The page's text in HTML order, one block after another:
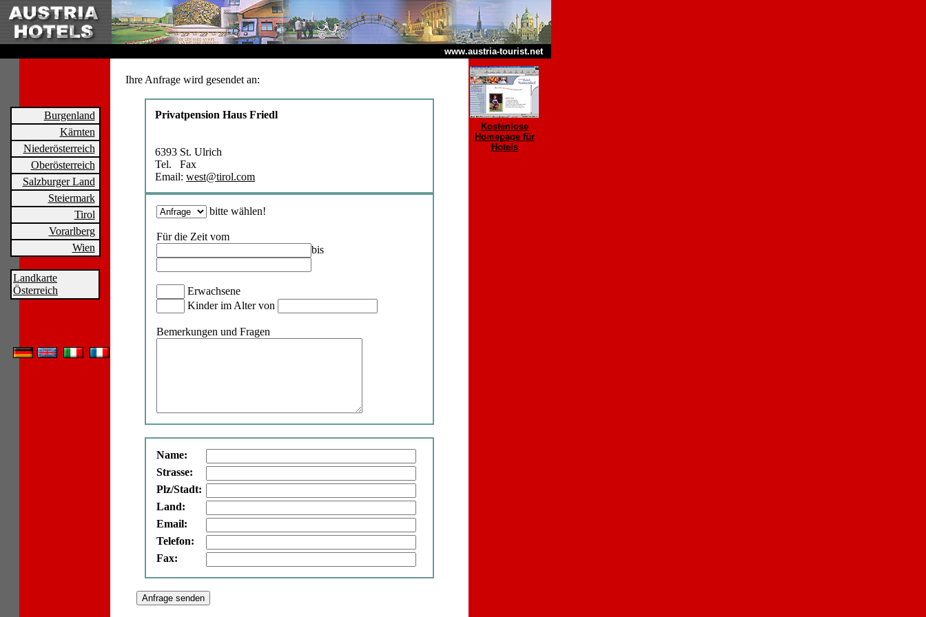
www.austria-tourist.net
Burgenland
Kärnten
Niederösterreich
Oberösterreich
Salzburger Land
Steiermark
Tirol
Vorarlberg
Wien
Landkarte
Österreich
Ihre Anfrage wird gesendet an:
Privatpension Haus Friedl
6393 St. Ulrich
Tel. Fax
Email: west@tirol.com
bitte wählen!
Für die Zeit vom
bis
Erwachsene
Kinder im Alter von
Bemerkungen und Fragen
Name:
Strasse:
Plz/Stadt:
Land:
Email:
Telefon:
Fax:
Kostenlose
Homepage für
Hotels